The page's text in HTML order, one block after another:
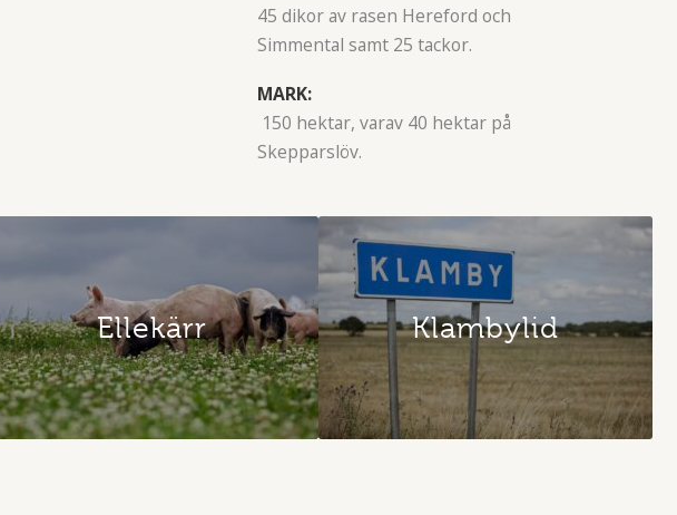
45 dikor av rasen Hereford och
Simmental samt 25 tackor.
MARK:
150 hektar, varav 40 hektar på
Skepparslöv.
Ellekärr Klambylid